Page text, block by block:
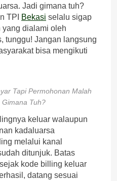
Jadi gimana tuh?
TPI
Bekasi selalu sigap
dialami oleh
tunggu! Jangan langsung
bisa mengikuti
Tapi Permohonan Malah
Tuh?
keluar walaupun
kadaluarsa
melalui kanal
ditunjuk. Batas
kode billing keluar
datang sesuai